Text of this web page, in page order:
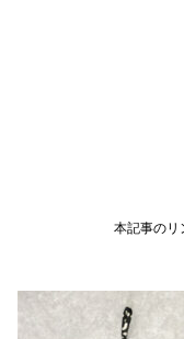
本記事のリ